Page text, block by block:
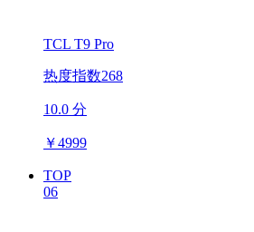
TCL T9 Pro
热度指数268
10.0 分
￥4999
TOP
06